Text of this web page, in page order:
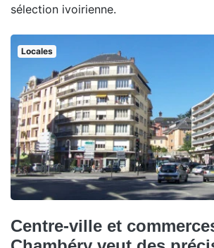
sélection ivoirienne.
Locales
Centre-ville et